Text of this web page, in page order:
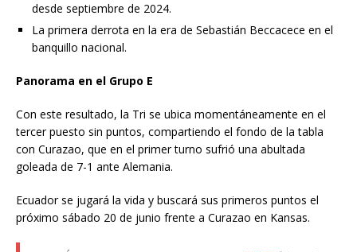
desde septiembre de 2024.
La primera derrota en la era de Sebastián Beccacece en el
banquillo nacional.
Panorama en el Grupo E
Con este resultado, la Tri se ubica momentáneamente en el
tercer puesto sin puntos, compartiendo el fondo de la tabla
con Curazao, que en el primer turno sufrió una abultada
goleada de 7-1 ante Alemania.
Ecuador se jugará la vida y buscará sus primeros puntos el
próximo sábado 20 de junio frente a Curazao en Kansas.